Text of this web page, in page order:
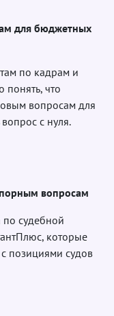
для бюджетных
по кадрам и
понять, что
вопросам для
с нуля.
вопросам
судебной
которые
позициями судов